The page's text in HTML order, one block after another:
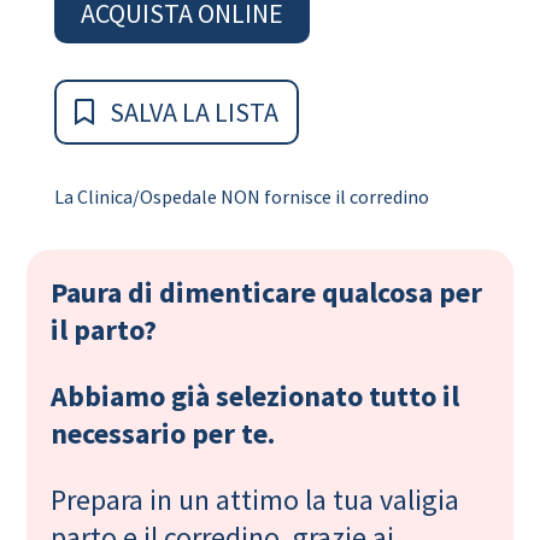
ACQUISTA ONLINE
SALVA LA LISTA
La Clinica/Ospedale NON fornisce il corredino
Paura di dimenticare qualcosa per
il parto?
Abbiamo già selezionato tutto il
necessario per te.
Prepara in un attimo la tua valigia